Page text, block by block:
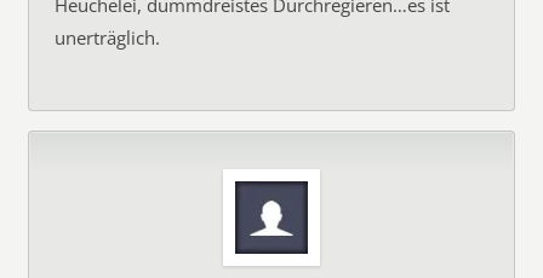
Heuchelei, dummdreistes Durchregieren…es ist
unerträglich.